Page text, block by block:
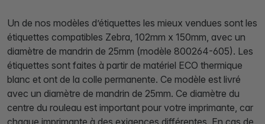
Un de nos modèles d’étiquettes les mieux vendues sont les
étiquettes compatibles Zebra, 102mm x 150mm, avec un
diamètre de mandrin de 25mm (modèle 800264-605). Les
étiquettes sont faites à partir de matériel ECO thermique
blanc et ont de la colle permanente. Ce modèle est livré
avec un diamètre de mandrin de 25mm. Ce diamètre du
centre du rouleau est important pour votre imprimante, car
chaque imprimante à des exigences différentes. En cas de